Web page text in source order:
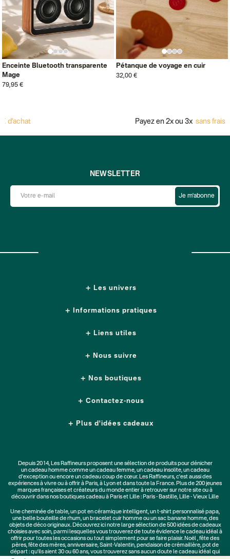
Enceinte Bluetooth transparente
Mage
79,95 €
Pétanque de voyage en cuir
32,00 €
Payez en 2x ou 3x sans frais avec
Les univers
Informations pratiques
Liens utiles
NEWSLETTER
Je m'abonne
Nous suivre
Nos boutiques
Contactez-nous
Plus d'idées cadeaux
Depuis 2014, Les Raffineurs proposent une sélection de produits pour dénicher
uncadeau hommecomme un cadeau femme, uncadeau insolite, uncadeau
d'exceptionou encore un cadeau coup de cœur. Les Raffineurs, c'est aussi des
expériences à vivreou à offrir à Paris, à Lyon et dans toute la France. Plus de200 jeunes
marquesfrançaises et créateurs du monde entier à retrouver sur notre site ou à
découvrir dans nos boutiques cadeau à Paris et Lille : Paris - Bastille, Lille - Vieux Lille
Unecheminée de table, unpot en céramique intelligent, unt-shirt personnalisé papa,
une belle bouteille de rhum, un bracelet cuir hommeou unsac banane homme, des
objets de déco originaux. Découvrez ici notre large sélection de500 idées de cadeaux
choisies avec soin, parmi lesquelles vous trouverez de toute évidence le cadeau idéal à
offrir pour toutes les occasions ou tout simplement pour se faire plaisir. Noël,fête des
pères,fête des mères,anniversaire,Saint-Valentin,pendaison de crémaillère, pot de
départ : qu'ils aient 30 ou 60 ans, vous trouverez sans aucun doute le cadeau idéal qui